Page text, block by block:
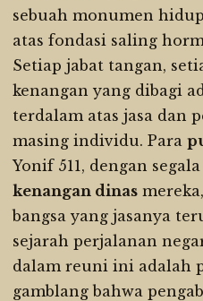
sebuah monumen
atas fondasi saling
Setiap jabat tangan,
kenangan yang dibagi
terdalam atas jasa dan
masing individu. Para
Yonif 511, dengan
kenangan dinas
bangsa yang jasanya
sejarah perjalanan
dalam reuni ini adalah
gamblang bahwa